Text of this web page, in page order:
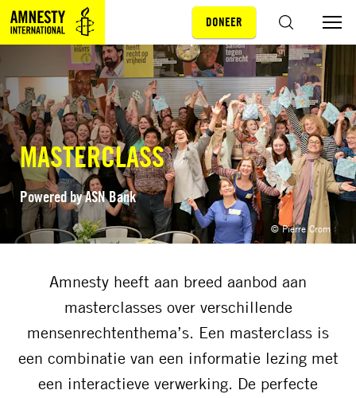
Sla navigatie over
DONEER
© Pierre Crom
MASTERCLASS
Powered by ASN Bank
Amnesty heeft aan breed aanbod aan
masterclasses over verschillende
mensenrechtenthema’s. Een masterclass is
een combinatie van een informatie lezing met
een interactieve verwerking. De perfecte